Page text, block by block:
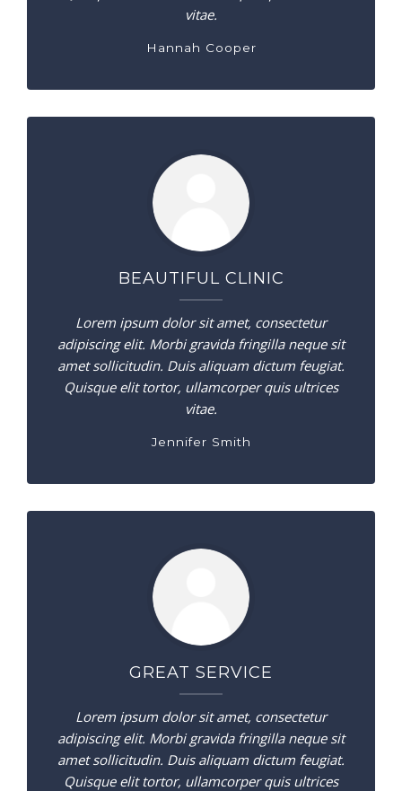
vitae.
Hannah Cooper
BEAUTIFUL CLINIC
Lorem ipsum dolor sit amet, consectetur
adipiscing elit. Morbi gravida fringilla neque sit
amet sollicitudin. Duis aliquam dictum feugiat.
Quisque elit tortor, ullamcorper quis ultrices
vitae.
Jennifer Smith
GREAT SERVICE
Lorem ipsum dolor sit amet, consectetur
adipiscing elit. Morbi gravida fringilla neque sit
amet sollicitudin. Duis aliquam dictum feugiat.
Quisque elit tortor, ullamcorper quis ultrices